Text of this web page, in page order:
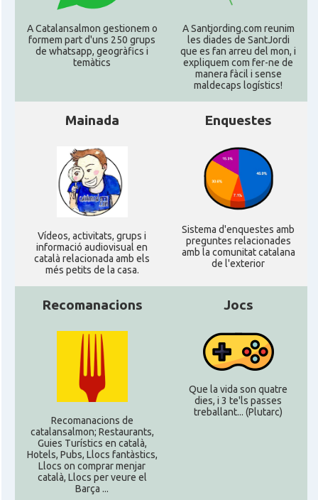
A Catalansalmon gestionem o
formem part d'uns 250 grups
de whatsapp, geogràfics i
temàtics
A Santjording.com reunim
les diades de SantJordi
que es fan arreu del mon, i
expliquem com fer-ne de
manera fàcil i sense
maldecaps logí­stics!
Mainada
Ví­deos, activitats, grups i
informació audiovisual en
català relacionada amb els
més petits de la casa.
Enquestes
Sistema d'enquestes amb
preguntes relacionades
amb la comunitat catalana
de l'exterior
Recomanacions
Recomanacions de
catalansalmon; Restaurants,
Guies Turístics en català,
Hotels, Pubs, Llocs fantàstics,
Llocs on comprar menjar
català, Llocs per veure el
Barça ...
Jocs
Que la vida son quatre
dies, i 3 te'ls passes
treballant... (Plutarc)